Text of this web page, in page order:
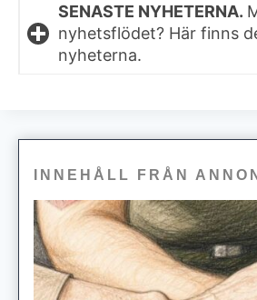
SENASTE NYHETERNA.
nyhetsflödet? Här finns
nyheterna.
INNEHÅLL FRÅN